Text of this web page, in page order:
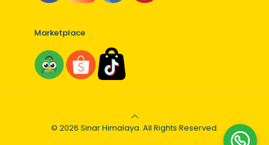
Marketplace
© 2026 Sinar Himalaya. All Rights Reserved.